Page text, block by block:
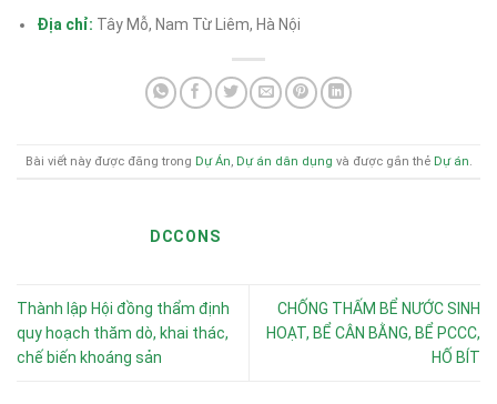
Địa chỉ: Tây Mỗ, Nam Từ Liêm, Hà Nội
Bài viết này được đăng trong Dự Án, Dự án dân dụng và được gắn thẻ Dự án.
DCCONS
Thành lập Hội đồng thẩm định
quy hoạch thăm dò, khai thác,
chế biến khoáng sản
CHỐNG THẤM BỂ NƯỚC SINH
HOẠT, BỂ CÂN BẰNG, BỂ PCCC,
HỐ BÍT